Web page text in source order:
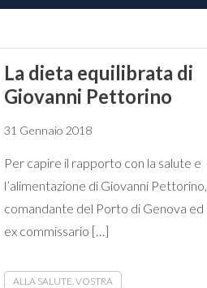
La dieta equilibrata di
Giovanni Pettorino
31 Gennaio 2018
Per capire il rapporto con la salute e
l’alimentazione di Giovanni Pettorino,
comandante del Porto di Genova ed
ex commissario […]
ALLA SALUTE. VOSTRA